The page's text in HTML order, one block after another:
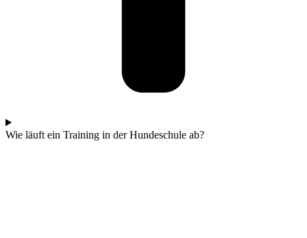
Wie läuft ein Training in der Hundeschule ab?